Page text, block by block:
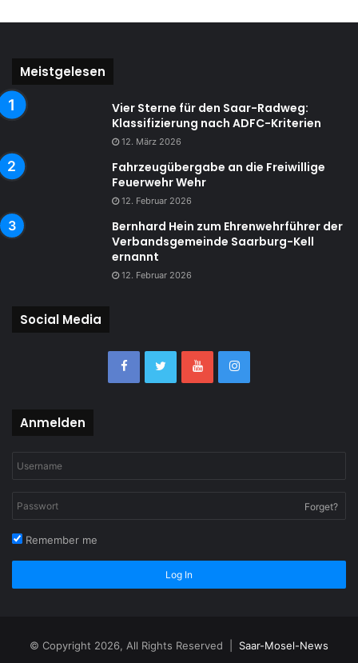
Meistgelesen
Vier Sterne für den Saar-Radweg:
Klassifizierung nach ADFC-Kriterien
12. März 2026
Fahrzeugübergabe an die Freiwillige
Feuerwehr Wehr
12. Februar 2026
Bernhard Hein zum Ehrenwehrführer der
Verbandsgemeinde Saarburg-Kell
ernannt
12. Februar 2026
Social Media
Anmelden
Forget?
Remember me
Log In
© Copyright 2026, All Rights Reserved | Saar-Mosel-News